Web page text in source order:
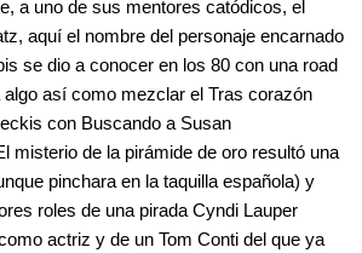
a uno de sus mentores catódicos, el
aquí el nombre del personaje encarnado
se dio a conocer en los 80 con una road
algo así como mezclar el Tras corazón
con Buscando a Susan
misterio de la pirámide de oro resultó una
pinchara en la taquilla española) y
roles de una pirada Cyndi Lauper
actriz y de un Tom Conti del que ya